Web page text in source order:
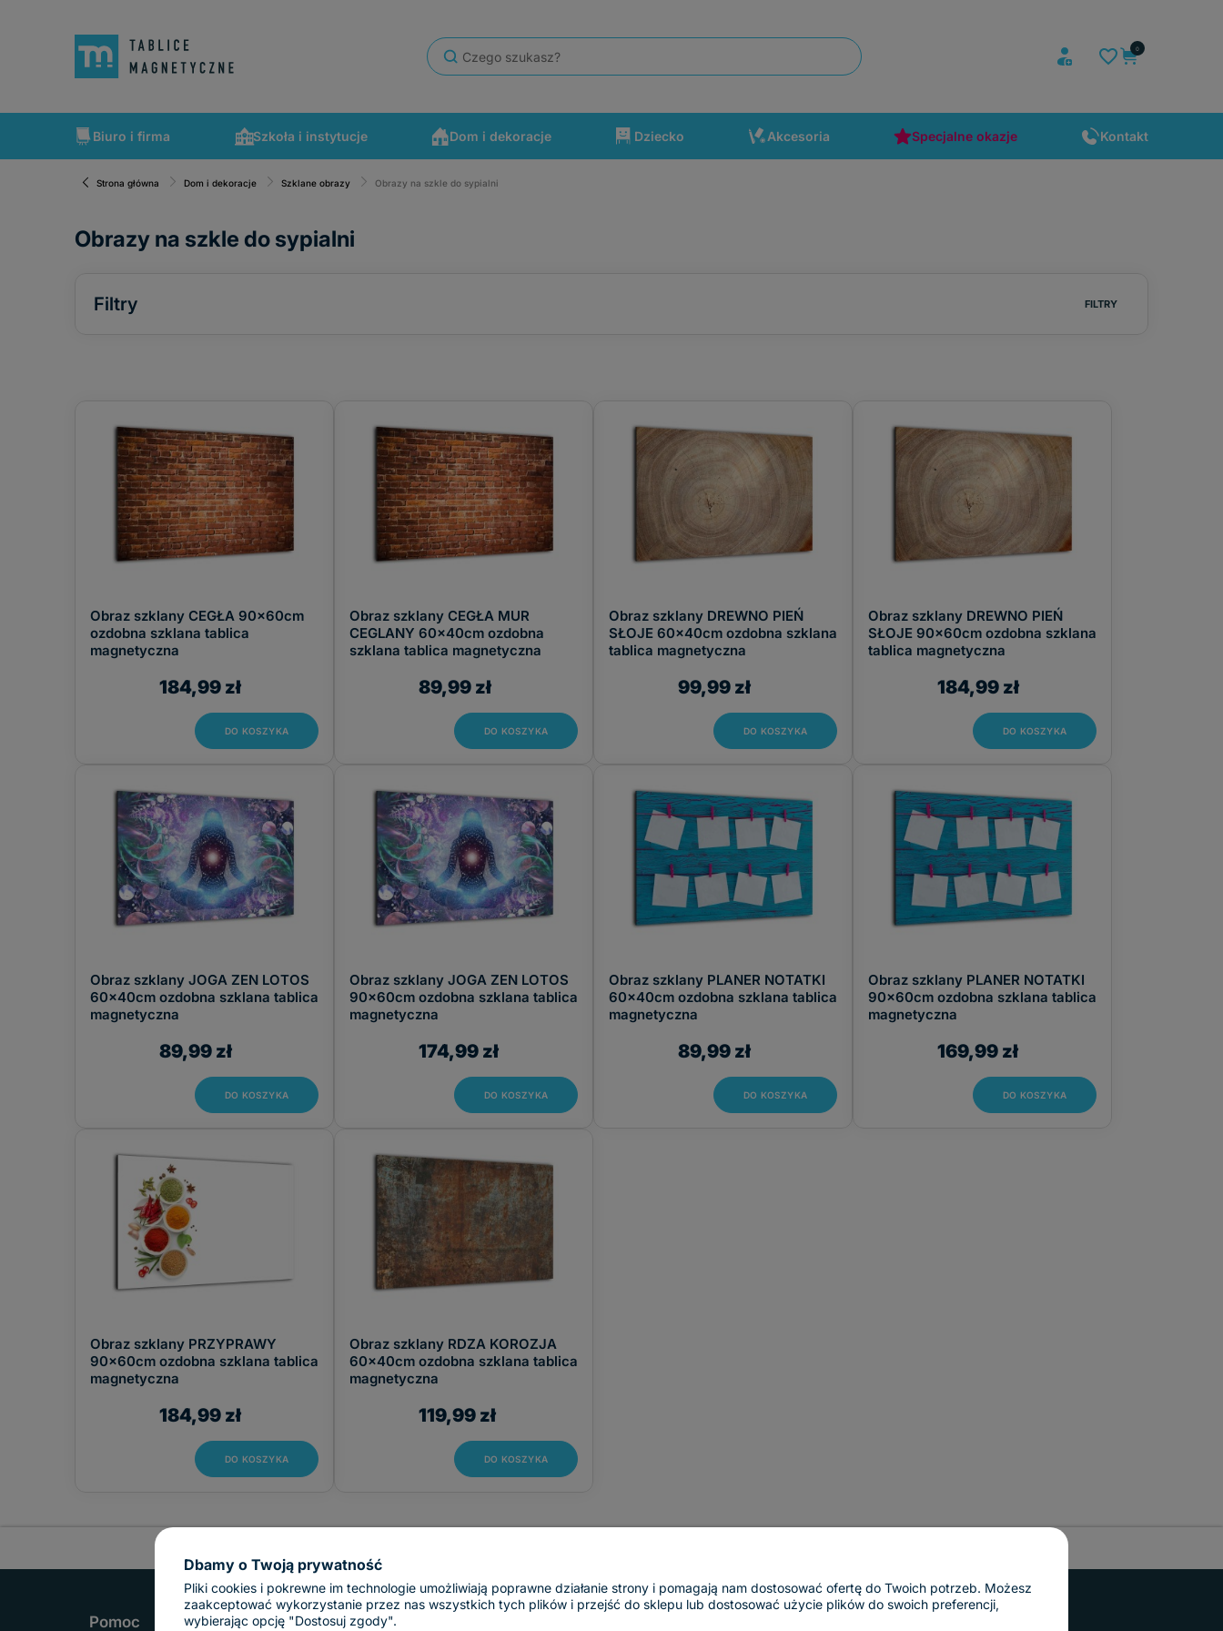
Biuro i firma Szkoła i instytucje Dom i dekoracje Dziecko Akcesoria Specjalne okazje Kontakt
Strona główna Dom i dekoracje Szklane obrazy Obrazy na szkle do sypialni
Obrazy na szkle do sypialni
Filtry FILTRY
Obraz szklany CEGŁA 90x60cm
ozdobna szklana tablica
magnetyczna
184,99 zł
DO KOSZYKA
Obraz szklany CEGŁA MUR
CEGLANY 60x40cm ozdobna
szklana tablica magnetyczna
89,99 zł
DO KOSZYKA
Obraz szklany DREWNO PIEŃ
SŁOJE 60x40cm ozdobna szklana
tablica magnetyczna
99,99 zł
DO KOSZYKA
Obraz szklany DREWNO PIEŃ
SŁOJE 90x60cm ozdobna szklana
tablica magnetyczna
184,99 zł
DO KOSZYKA
Obraz szklany JOGA ZEN LOTOS
60x40cm ozdobna szklana tablica
magnetyczna
89,99 zł
DO KOSZYKA
Obraz szklany JOGA ZEN LOTOS
90x60cm ozdobna szklana tablica
magnetyczna
174,99 zł
DO KOSZYKA
Obraz szklany PLANER NOTATKI
60x40cm ozdobna szklana tablica
magnetyczna
89,99 zł
DO KOSZYKA
Obraz szklany PLANER NOTATKI
90x60cm ozdobna szklana tablica
magnetyczna
169,99 zł
DO KOSZYKA
Obraz szklany PRZYPRAWY
90x60cm ozdobna szklana tablica
magnetyczna
184,99 zł
DO KOSZYKA
Obraz szklany RDZA KOROZJA
60x40cm ozdobna szklana tablica
magnetyczna
119,99 zł
DO KOSZYKA
Pomoc Informacje
Dbamy o Twoją prywatność
Pliki cookies i pokrewne im technologie umożliwiają poprawne działanie strony i pomagają nam dostosować ofertę do Twoich potrzeb. Możesz
zaakceptować wykorzystanie przez nas wszystkich tych plików i przejść do sklepu lub dostosować użycie plików do swoich preferencji,
wybierając opcję "Dostosuj zgody".